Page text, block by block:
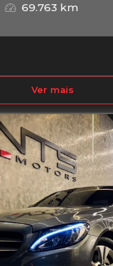
69.763 km
Ver mais